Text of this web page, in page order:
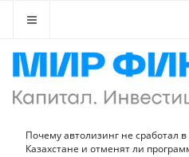
Почему автолизинг не сработал в
Казахстане и отменят ли